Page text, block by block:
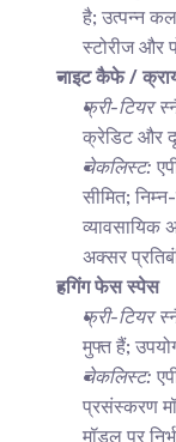
है; उत्पन्न
स्टोरीज और
नाइट कैफे /
फ्री-टियर
क्रेडिट और
चेकलिस्ट:
सीमित;
व्यावसायिक
अक्सर
हगिंग फेस स्पेस
फ्री-टियर
मुफ्त हैं;
चेकलिस्ट:
प्रसंस्करण
मॉडल पर